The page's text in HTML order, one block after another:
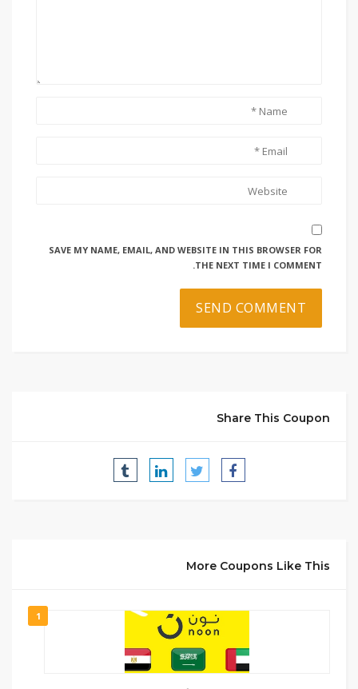
SAVE MY NAME, EMAIL, AND WEBSITE IN THIS BROWSER FOR
THE NEXT TIME I COMMENT.
Share This Coupon
More Coupons Like This
1